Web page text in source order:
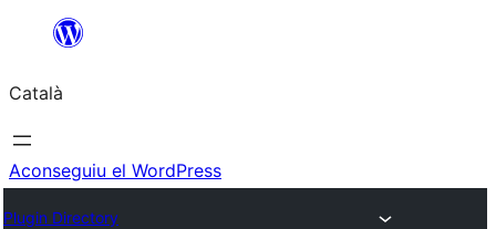
contingut
Català
Aconseguiu el WordPress
Plugin Directory